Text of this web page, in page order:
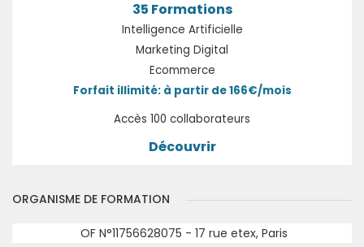
35 Formations
Intelligence Artificielle
Marketing Digital
Ecommerce
Forfait illimité: à partir de 166€/mois
Accès 100 collaborateurs
Découvrir
ORGANISME DE FORMATION
OF N°11756628075 - 17 rue etex, Paris